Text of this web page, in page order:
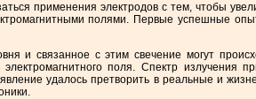
применения электродов с тем, чтобы
полями. Первые успешные
и связанное с этим свечение могут
поля. Спектр
удалось претворить в реальные и